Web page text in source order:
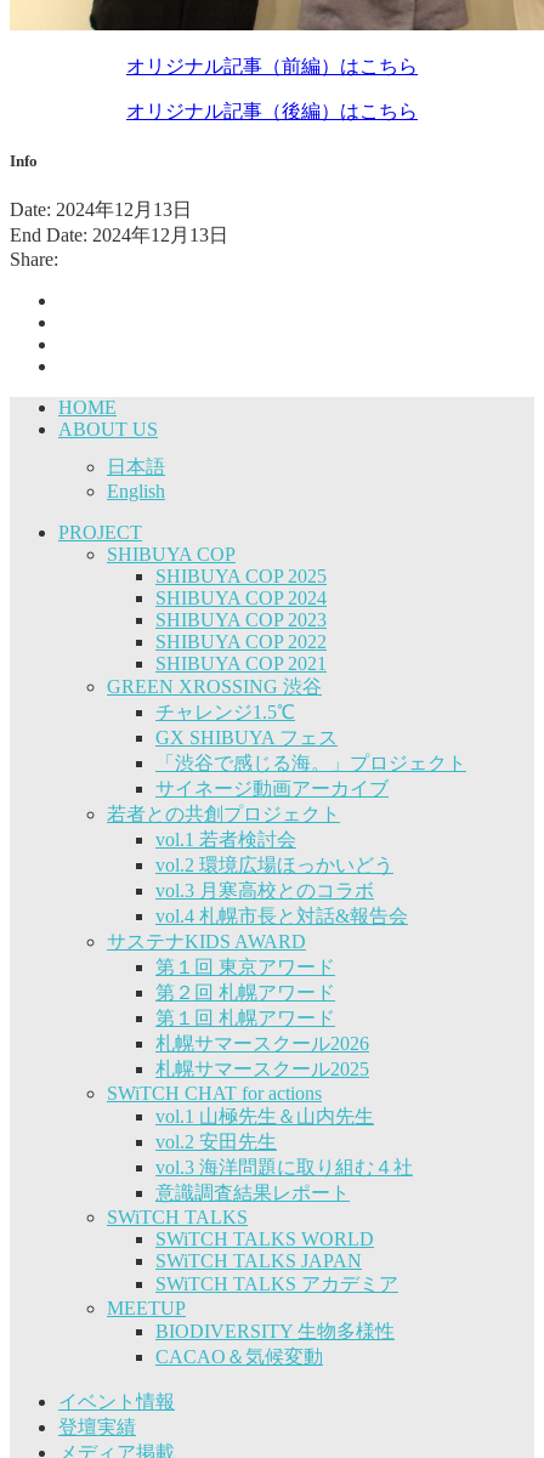
オリジナル記事（前編）はこちら
オリジナル記事（後編）はこちら
Info
Date: 2024年12月13日
End Date: 2024年12月13日
Share:
HOME
ABOUT US
日本語
English
PROJECT
SHIBUYA COP
SHIBUYA COP 2025
SHIBUYA COP 2024
SHIBUYA COP 2023
SHIBUYA COP 2022
SHIBUYA COP 2021
GREEN XROSSING 渋谷
チャレンジ1.5℃
GX SHIBUYA フェス
「渋谷で感じる海。」プロジェクト
サイネージ動画アーカイブ
若者との共創プロジェクト
vol.1 若者検討会
vol.2 環境広場ほっかいどう
vol.3 月寒高校とのコラボ
vol.4 札幌市長と対話&報告会
サステナKIDS AWARD
第１回 東京アワード
第２回 札幌アワード
第１回 札幌アワード
札幌サマースクール2026
札幌サマースクール2025
SWiTCH CHAT for actions
vol.1 山極先生＆山内先生
vol.2 安田先生
vol.3 海洋問題に取り組む４社
意識調査結果レポート
SWiTCH TALKS
SWiTCH TALKS WORLD
SWiTCH TALKS JAPAN
SWiTCH TALKS アカデミア
MEETUP
BIODIVERSITY 生物多様性
CACAO＆気候変動
イベント情報
登壇実績
メディア掲載